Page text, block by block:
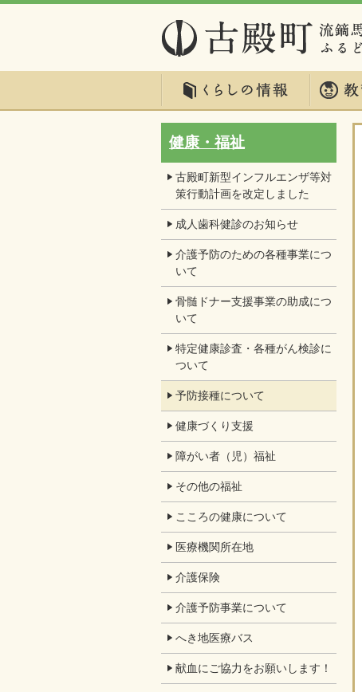
健康・福祉
古殿町新型インフルエンザ等対
策行動計画を改定しました
成人歯科健診のお知らせ
介護予防のための各種事業につ
いて
骨髄ドナー支援事業の助成につ
いて
特定健康診査・各種がん検診に
ついて
予防接種について
健康づくり支援
障がい者（児）福祉
その他の福祉
こころの健康について
医療機関所在地
介護保険
介護予防事業について
へき地医療バス
献血にご協力をお願いします！